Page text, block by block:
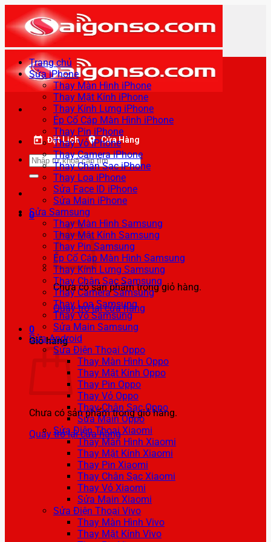
qua
nội
dung
Đặt Lịch Cửa Hàng
Tìm
kiếm:
0
Chưa có sản phẩm trong giỏ hàng.
Quay trở lại cửa hàng
0
Giỏ hàng
Chưa có sản phẩm trong giỏ hàng.
Quay trở lại cửa hàng
Trang chủ
Sửa iPhone
Thay Màn Hình iPhone
Thay Mặt Kính iPhone
Thay Kính Lưng iPhone
Ép Cổ Cáp Màn Hình iPhone
Thay Pin iPhone
Thay Vỏ iPhone
Thay Camera iPhone
Thay Chân Sạc iPhone
Thay Loa iPhone
Sửa Face ID iPhone
Sửa Main iPhone
Sửa Samsung
Thay Màn Hình Samsung
Thay Mặt Kính Samsung
Thay Pin Samsung
Ép Cổ Cáp Màn Hình Samsung
Thay Kính Lưng Samsung
Thay Chân Sạc Samsung
Thay Camera Samsung
Thay Loa Samsung
Thay Vỏ Samsung
Sửa Main Samsung
Sửa Android
Sửa Điện Thoại Oppo
Thay Màn Hình Oppo
Thay Mặt Kính Oppo
Thay Pin Oppo
Thay Vỏ Oppo
Thay Chân Sạc Oppo
Sửa Main Oppo
Sửa Điện Thoại Xiaomi
Thay Màn Hình Xiaomi
Thay Mặt Kính Xiaomi
Thay Pin Xiaomi
Thay Chân Sạc Xiaomi
Thay Vỏ Xiaomi
Sửa Main Xiaomi
Sửa Điện Thoại Vivo
Thay Màn Hình Vivo
Thay Mặt Kính Vivo